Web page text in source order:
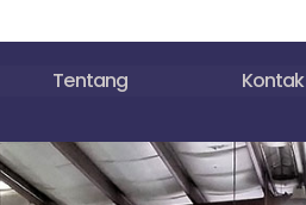
Tentang Kontak